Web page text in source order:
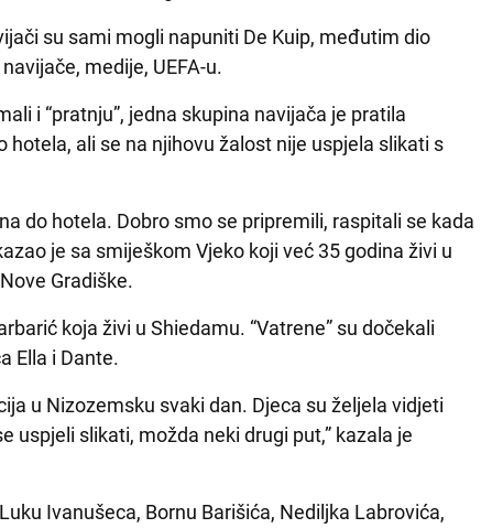
su sami mogli napuniti De Kuip, međutim dio
medije, UEFA-u.
i “pratnju”, jedna skupina navijača je pratila
hotela, ali se na njihovu žalost nije uspjela slikati s
do hotela. Dobro smo se pripremili, raspitali se kada
je sa smiješkom Vjeko koji već 35 godina živi u
Gradiške.
koja živi u Shiedamu. “Vatrene” su dočekali
Ella i Dante.
u Nizozemsku svaki dan. Djeca su željela vidjeti
uspjeli slikati, možda neki drugi put,” kazala je
Ivanušeca, Bornu Barišića, Nediljka Labrovića,